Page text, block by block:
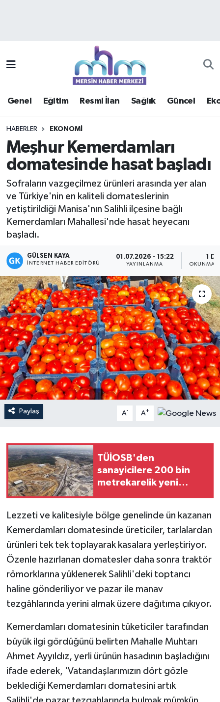
Genel Eğitim Resmi İlan Sağlık Güncel
HABERLER EKONOMI
Meşhur Kemerdamları
domatesinde hasat başladı
Sofraların vazgeçilmez ürünleri arasında yer alan
ve Türkiye'nin en kaliteli domateslerinin
yetiştirildiği Manisa'nın Salihli ilçesine bağlı
Kemerdamları Mahallesi'nde hasat heyecanı
başladı.
GÜLSEN KAYA
İNTERNET HABER EDITÖRÜ
01.07.2026 - 15:22
YAYINLANMA
1 DK
OKUNMA
Paylaş A- A+
TÜİOSB'den
sanayicilere 200 bin
metrekarelik yeni
Lezzeti ve kalitesiyle bölge genelinde ün kazanan
Kemerdamları domatesinde üreticiler, tarlalardan
ürünleri tek tek toplayarak kasalara yerleştiriyor.
Özenle hazırlanan domatesler daha sonra traktör
römorklarına yüklenerek Salihli'deki toptancı
haline gönderiliyor ve pazar ile manav
tezgâhlarında yerini almak üzere dağıtıma çıkıyor.
Kemerdamları domatesinin tüketiciler tarafından
büyük ilgi gördüğünü belirten Mahalle Muhtarı
Ahmet Ayyıldız, yerli ürünün hasadının başladığını
ifade ederek, 'Vatandaşlarımızın dört gözle
beklediği Kemerdamları domatesini artık
Güncel
Haberde insan
Kültür - Sanat
Magazin
Mersin
Mersin Tarihi
Özel Haber
Politika
Resmi İlan
Sağlık
Spor
Teknoloji
Yaşam
Mersin Trafik Yoğunluk Haritası
Süper Lig Puan Durumu ve Fikstür
Haber Arşivi